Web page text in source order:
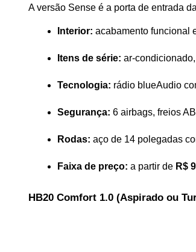
A versão Sense é a porta de entrada
Interior: acabamento funcional
Itens de série: ar-
Tecnologia: rádio blueAudio
Segurança: 6 airbags, freios
Rodas: aço de 14 polegadas
Faixa de preço: a partir de R$
HB20 Comfort 1.0 (Aspirado ou